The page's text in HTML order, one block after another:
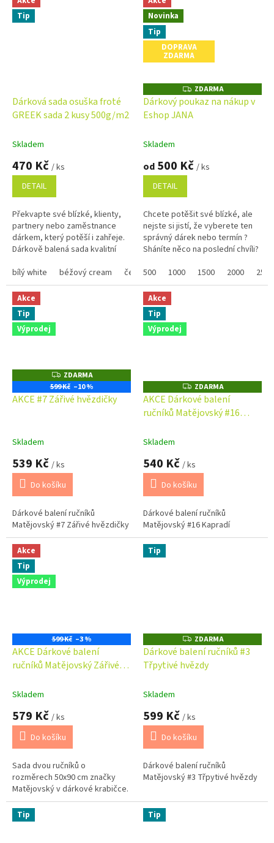
Tip
Dárková sada osuška froté
GREEK sada 2 kusy 500g/m2
Skladem
470 Kč / ks
DETAIL
Překvapte své blízké, klienty,
partnery nebo zaměstnance
dárkem, který potěší i zahřeje.
Dárkově balená sada kvalitní
praktická, ale i stylová....
bílý white béžový cream černý black tmavě modrý navy
Novinka
Tip
DOPRAVA
ZDARMA
Z
D
A
R
ZDARMA
Dárkový poukaz na nákup v
Eshop JANA
Skladem
od 500 Kč / ks
DETAIL
Chcete potěšit své blízké, ale
nejste si jistí, že vyberete ten
správný dárek nebo termín ?
Sháníte něco na poslední chvíli?
online a po...
500 1000 1500 2000 2500
Akce
Tip
Výprodej
Z
D
A
R
ZDARMA
599 Kč –10 %
AKCE #7 Zářivé hvězdičky
Skladem
539 Kč / ks
Do košíku
Dárkové balení ručníků
Matějovský #7 Zářivé hvězdičky
Akce
Tip
Výprodej
Z
D
A
R
M
ZDARMA
AKCE Dárkové balení
ručníků Matějovský #16
Skladem
540 Kč / ks
Do košíku
Dárkové balení ručníků
Matějovský #16 Kapradí
Akce
Tip
Výprodej
599 Kč –3 %
AKCE Dárkové balení
ručníků Matějovský Zářivé
Skladem
579 Kč / ks
Do košíku
Sada dvou ručníků o
rozměrech 50x90 cm značky
Matějovský v dárkové krabičce.
Tip
Z
D
A
R
ZDARMA
Dárkové balení ručníků #3
Třpytivé hvězdy
Skladem
599 Kč / ks
Do košíku
Dárkové balení ručníků
Matějovský #3 Třpytivé hvězdy
Tip Tip